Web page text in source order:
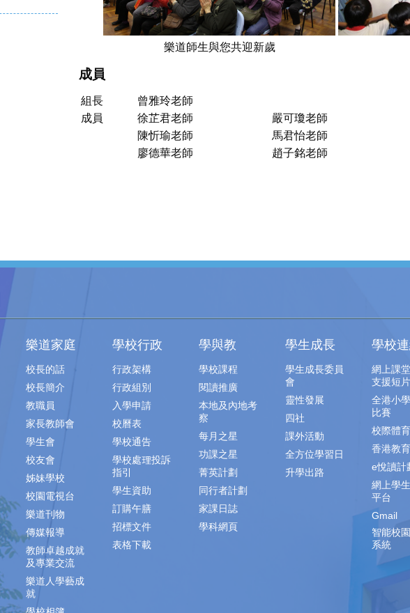
樂道師生與您共迎新歲
成員
組長
曾雅玲老師
成員
徐芷君老師
嚴可瓊老師
陳忻瑜老師
馬君怡老師
廖德華老師
趙子銘老師
樂道家庭
校長的話
校長簡介
教職員
家長教師會
學生會
校友會
姊妹學校
校園電視台
樂道刊物
傳媒報導
教師卓越成就
及專業交流
樂道人學藝成
就
學校行政
行政架構
行政組別
入學申請
校曆表
學校通告
學校處理投訴
指引
學生資助
訂購午膳
招標文件
表格下載
學與教
學校課程
閱讀推廣
本地及內地考
察
每月之星
功課之星
菁英計劃
同行者計劃
家課日誌
學科網頁
學生成長
學生成長委員
會
靈性發展
四社
課外活動
全方位學習日
升學出路
學校
網上課
支援短片
全港小
比賽
校際體
香港教
e悅讀計
網上學
平台
Gmail
智能校
系統